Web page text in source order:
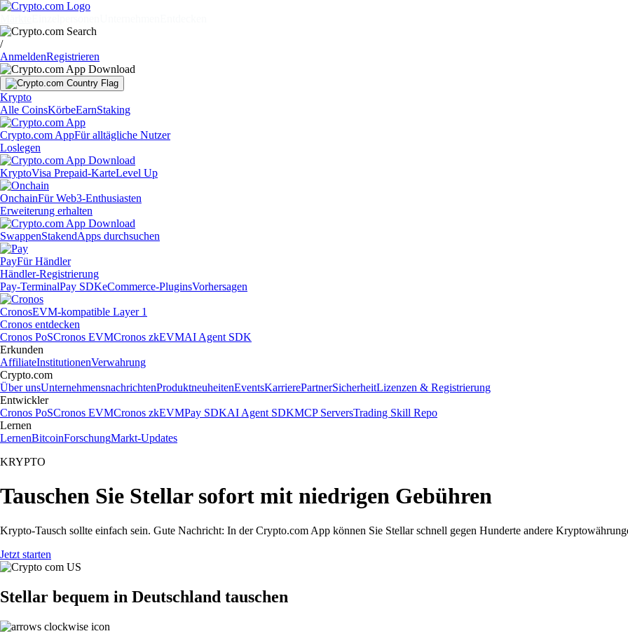
/
AnmeldenRegistrieren
Krypto
Alle CoinsKörbeEarnStaking
Crypto.com AppFür alltägliche Nutzer
Loslegen
KryptoVisa Prepaid-KarteLevel Up
OnchainFür Web3-Enthusiasten
Erweiterung erhalten
SwappenStakendApps durchsuchen
PayFür Händler
Händler-Registrierung
Pay-TerminalPay SDKeCommerce-PluginsVorhersagen
CronosEVM-kompatible Layer 1
Cronos entdecken
Cronos PoSCronos EVMCronos zkEVMAI Agent SDK
Erkunden
AffiliateInstitutionenVerwahrung
Crypto.com
Über unsUnternehmensnachrichtenProduktneuheitenEventsKarrierePartnerSicherheitLizenzen & Registrierung
Entwickler
Cronos PoSCronos EVMCronos zkEVMPay SDKAI Agent SDKMCP ServersTrading Skill Repo
Lernen
LernenBitcoinForschungMarkt-Updates
KRYPTO
Tauschen Sie Stellar sofort mit niedrigen Gebühren
Krypto-Tausch sollte einfach sein. Gute Nachricht: In der Crypto.com App können Sie Stellar schnell gegen Hunderte andere
Jetzt starten
Stellar bequem in Deutschland tauschen